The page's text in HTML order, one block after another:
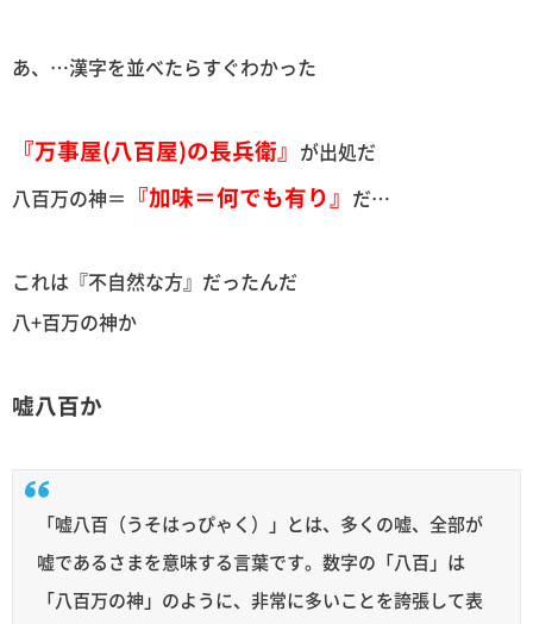
あ、…漢字を並べたらすぐわかった
『万事屋(八百屋)の長兵衛』 が出処だ
八百万の神＝ 『加味＝何でも有り』 だ…
これは『不自然な方』だったんだ
八+百万の神か
嘘八百か
「嘘八百（うそはっぴゃく）」とは、多くの嘘、全部が
嘘であるさまを意味する言葉です。数字の「八百」は
「八百万の神」のように、非常に多いことを誇張して表